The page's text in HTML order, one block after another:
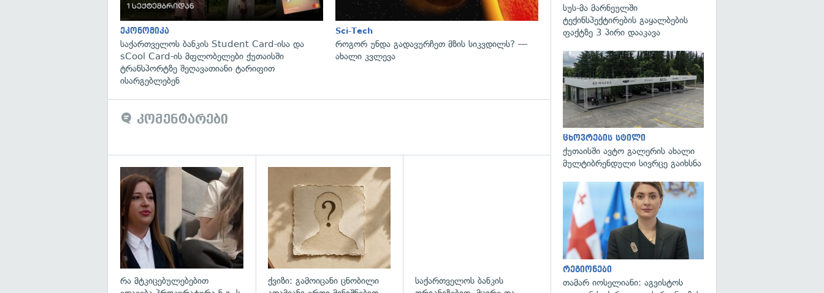
ეკონომიკა
საქართველოს ბანკის Student Card-ისა და
sCool Card-ის მფლობელები ქუთაისში
ტრანსპორტზე შეღავათიანი ტარიფით
ისარგებლებენ
Sci-Tech
როგორ უნდა გადავურჩეთ მზის სიკვდილს? —
ახალი კვლევა
კომენტარები
რა მტკიცებულებებით
ქვიზი: გამოიცანი ცნობილი
საქართველოს ბანკის
სუს-მა მარნეულში
ტექინსპექტირების გაყალბების
ფაქტზე 3 პირი დააკავა
ცხოვრების სტილი
ქუთაისში ავტო გალერის ახალი
მულტიბრენდული სივრცე გაიხსნა
რეგიონები
თამარ იოსელიანი: აგვისტოს